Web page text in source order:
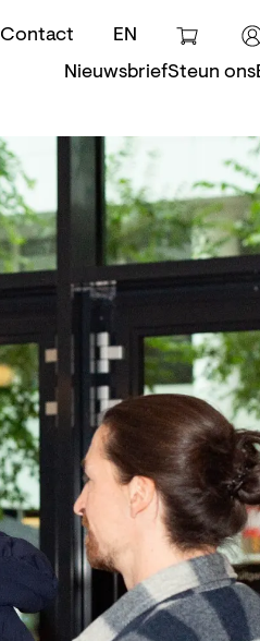
Contact EN
NieuwsbriefSteun ons